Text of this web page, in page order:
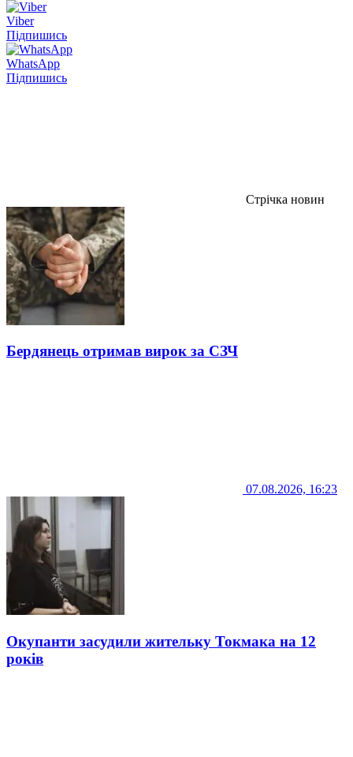
Viber
Підпишись
WhatsApp
Підпишись
Стрічка новин
Бердянець отримав вирок за СЗЧ
07.08.2026, 16:23
Окупанти засудили жительку Токмака на 12
років